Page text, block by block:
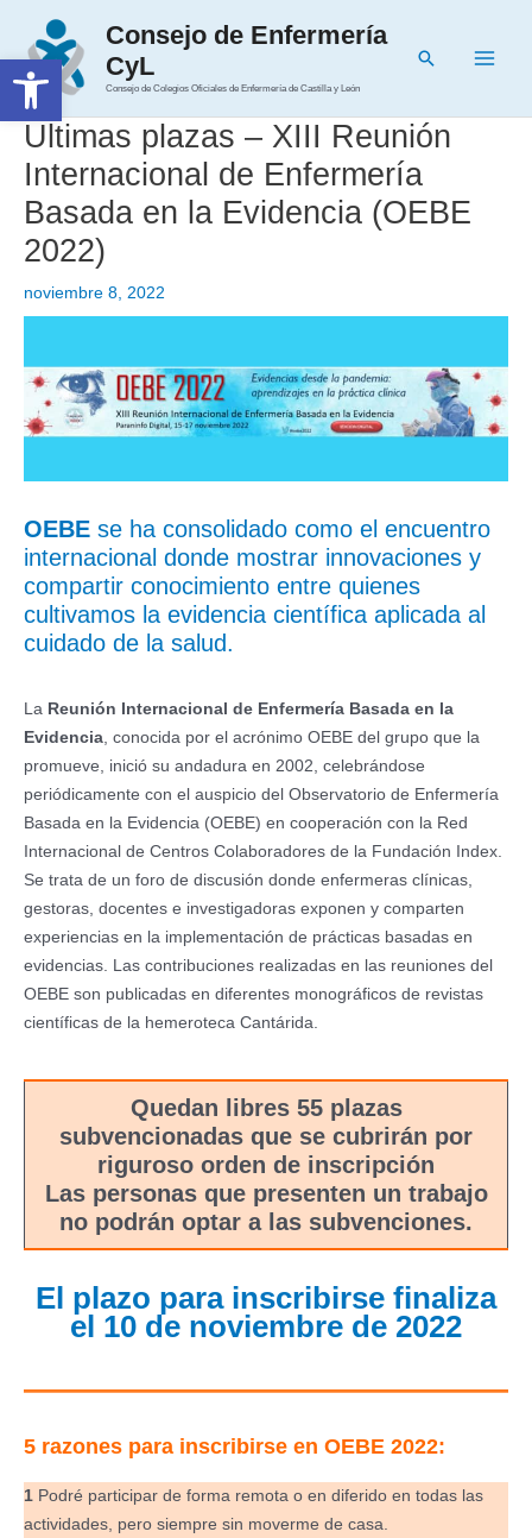
Abrir barra de herramientas
contenido
Consejo de Enfermería
CyL
Consejo de Colegios Oficiales de Enfermería de Castilla y León
Buscar
Ultimas plazas – XIII Reunión
Internacional de Enfermería
Basada en la Evidencia (OEBE
2022)
noviembre 8, 2022
OEBE se ha consolidado como el encuentro
internacional donde mostrar innovaciones y
compartir conocimiento entre quienes
cultivamos la evidencia científica aplicada al
cuidado de la salud.
La Reunión Internacional de Enfermería Basada en la
Evidencia , conocida por el acrónimo OEBE del grupo que la
promueve, inició su andadura en 2002, celebrándose
periódicamente con el auspicio del Observatorio de Enfermería
Basada en la Evidencia (OEBE) en cooperación con la Red
Internacional de Centros Colaboradores de la Fundación Index.
Se trata de un foro de discusión donde enfermeras clínicas,
gestoras, docentes e investigadoras exponen y comparten
experiencias en la implementación de prácticas basadas en
evidencias. Las contribuciones realizadas en las reuniones del
OEBE son publicadas en diferentes monográficos de revistas
científicas de la hemeroteca Cantárida.
Quedan libres 55 plazas
subvencionadas que se cubrirán por
riguroso orden de inscripción
Las personas que presenten un trabajo
no podrán optar a las subvenciones.
El plazo para inscribirse finaliza
el 10 de noviembre de 2022
5 razones para inscribirse en OEBE 2022:
1 Podré participar de forma remota o en diferido en todas las
actividades, pero siempre sin moverme de casa.